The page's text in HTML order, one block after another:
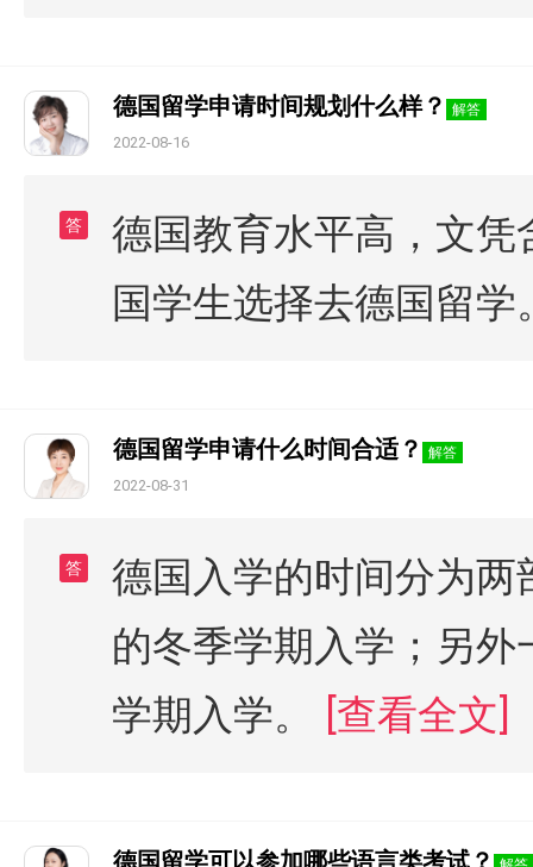
德国留学申请时间规划什么样？ 解答
2022-08-16
答
德国教育水平高，文
国学生选择去德国留学
德国留学申请什么时间合适？ 解答
2022-08-31
答
德国入学的时间分为
的冬季学期入学；另
学期入学。
[查看全文]
德国留学可以参加哪些语言类考试？